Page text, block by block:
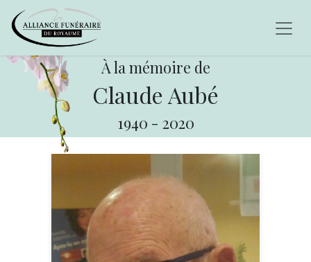
À la mémoire de
Claude Aubé
1940 - 2020